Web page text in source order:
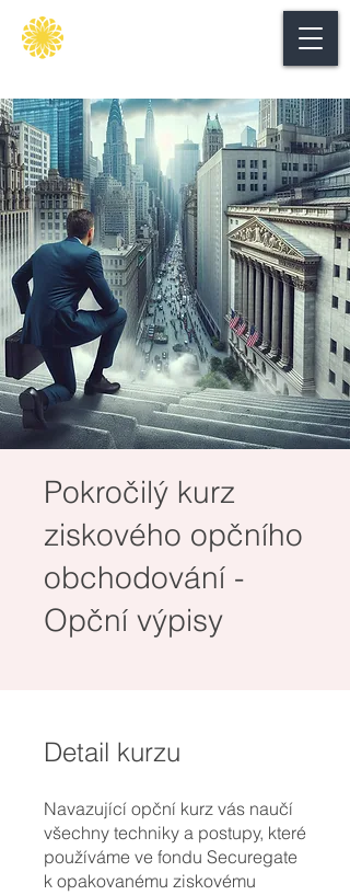
Pokročilý kurz
ziskového opčního
obchodování -
Opční výpisy
Detail kurzu
Navazující opční kurz vás naučí
všechny techniky a postupy, které
používáme ve fondu Securegate
k opakovanému ziskovému